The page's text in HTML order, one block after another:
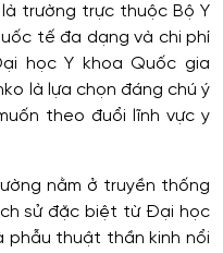
trường trực thuộc Bộ Y
tế đa dạng và chi phí
học Y khoa Quốc gia
là lựa chọn đáng chú ý
theo đuổi lĩnh vực y
nằm ở truyền thống
sử đặc biệt từ Đại học
phẫu thuật thần kinh nổi